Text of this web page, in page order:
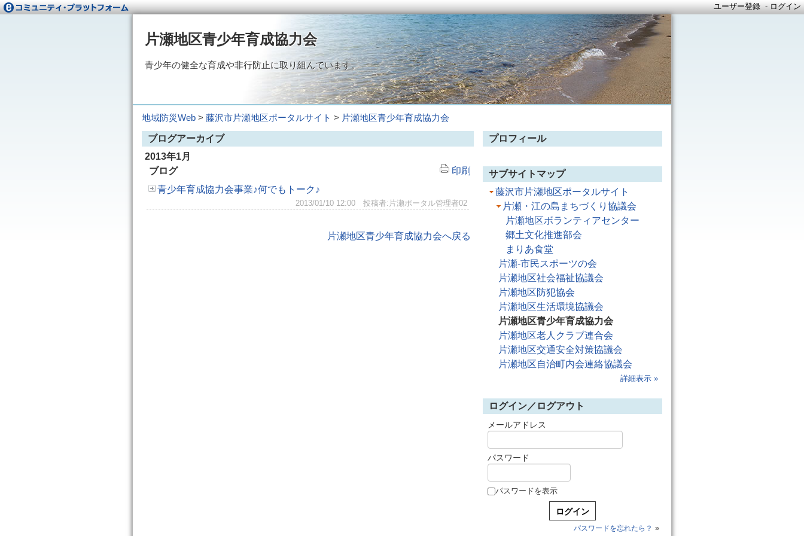
ユーザー登録 -ログイン
片瀬地区青少年育成協力会
青少年の健全な育成や非行防止に取り組んでいます。
地域防災Web > 藤沢市片瀬地区ポータルサイト > 片瀬地区青少年育成協力会
ブログアーカイブ
2013年1月
印刷
ブログ
青少年育成協力会事業♪何でもトーク♪
2013/01/10 12:00 投稿者:片瀬ポータル管理者02
片瀬地区青少年育成協力会へ戻る
プロフィール
サブサイトマップ
藤沢市片瀬地区ポータルサイト
片瀬・江の島まちづくり協議会
片瀬地区ボランティアセンター
郷土文化推進部会
まりあ食堂
片瀬‐市民スポーツの会
片瀬地区社会福祉協議会
片瀬地区防犯協会
片瀬地区生活環境協議会
片瀬地区青少年育成協力会
片瀬地区老人クラブ連合会
片瀬地区交通安全対策協議会
片瀬地区自治町内会連絡協議会
詳細表示 »
ログイン／ログアウト
メールアドレス
パスワード
パスワードを表示
パスワードを忘れたら？ »